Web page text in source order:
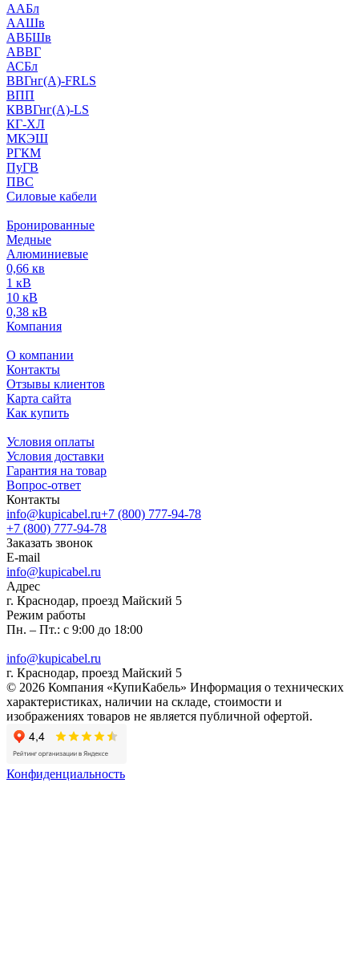
ААБл
ААШв
АВБШв
АВВГ
АСБл
ВВГнг(А)-FRLS
ВПП
КВВГнг(А)-LS
КГ-ХЛ
МКЭШ
РГКМ
ПуГВ
ПВС
Силовые кабели
Бронированные
Медные
Алюминиевые
0,66 кв
1 кВ
10 кВ
0,38 кВ
Компания
О компании
Контакты
Отзывы клиентов
Карта сайта
Как купить
Условия оплаты
Условия доставки
Гарантия на товар
Вопрос-ответ
Контакты
info@kupicabel.ru+7 (800) 777-94-78
+7 (800) 777-94-78
Заказать звонок
E-mail
info@kupicabel.ru
Адрес
г. Краснодар, проезд Майский 5
Режим работы
Пн. – Пт.: с 9:00 до 18:00
info@kupicabel.ru
г. Краснодар, проезд Майский 5
© 2026 Компания «КупиКабель» Информация о технических
характеристиках, наличии на складе, стоимости и
изображениях товаров не является публичной офертой.
Конфиденциальность